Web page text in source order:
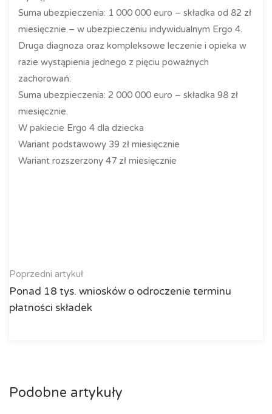
Suma ubezpieczenia: 1 000 000 euro – składka od 82 zł
miesięcznie – w ubezpieczeniu indywidualnym Ergo 4.
Druga diagnoza oraz kompleksowe leczenie i opieka w
razie wystąpienia jednego z pięciu poważnych
zachorowań:
Suma ubezpieczenia: 2 000 000 euro – składka 98 zł
miesięcznie.
W pakiecie Ergo 4 dla dziecka
Wariant podstawowy 39 zł miesięcznie
Wariant rozszerzony 47 zł miesięcznie
Poprzedni artykuł
Ponad 18 tys. wniosków o odroczenie terminu
płatności składek
Podobne artykuły